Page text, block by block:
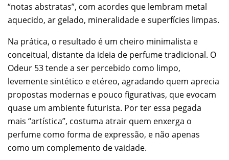
“notas abstratas”, com acordes que lembram metal
aquecido, ar gelado, mineralidade e superfícies limpas.
Na prática, o resultado é um cheiro minimalista e
conceitual, distante da ideia de perfume tradicional. O
Odeur 53 tende a ser percebido como limpo,
levemente sintético e etéreo, agradando quem aprecia
propostas modernas e pouco figurativas, que evocam
quase um ambiente futurista. Por ter essa pegada
mais “artística”, costuma atrair quem enxerga o
perfume como forma de expressão, e não apenas
como um complemento de vaidade.